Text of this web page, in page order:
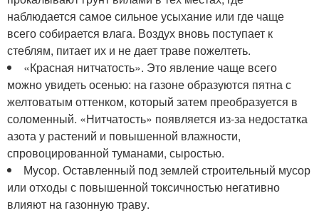
наблюдается самое сильное усыхание или где чаще
всего собирается влага. Воздух вновь поступает к
стеблям, питает их и не дает траве пожелтеть.
«Красная нитчатость». Это явление чаще всего
можно увидеть осенью: на газоне образуются пятна с
желтоватым оттенком, который затем преобразуется в
соломенный. «Нитчатость» появляется из-за недостатка
азота у растений и повышенной влажности,
спровоцированной туманами, сыростью.
Мусор. Оставленный под землей строительный мусор
или отходы с повышенной токсичностью негативно
влияют на газонную траву.